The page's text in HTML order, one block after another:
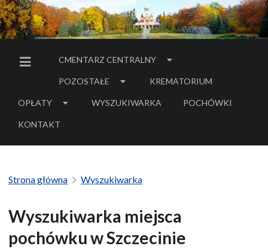
MENU BOCZNE
CMENTARZ CENTRALNY
POZOSTAŁE KREMATORIUM
OPŁATY WYSZUKIWARKA POCHÓWKI
- LINK DO SERWISU
KONTAKT
Strona główna Wyszukiwarka
Wyszukiwarka miejsca
pochówku w Szczecinie